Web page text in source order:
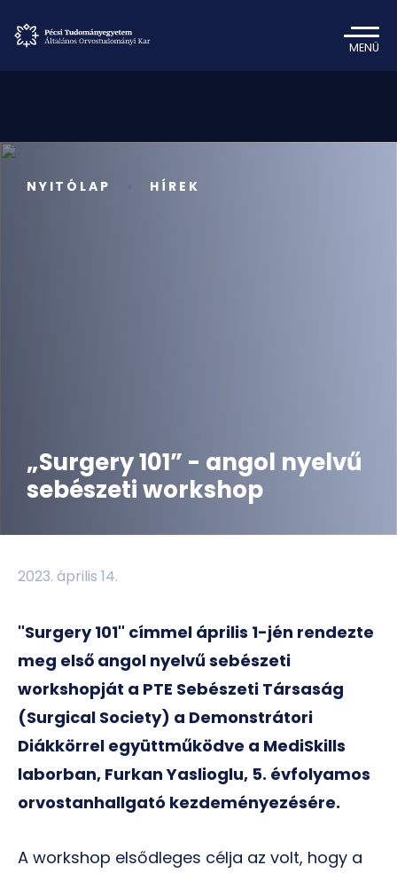
MENÜ
NYITÓLAP HÍREK
„Surgery 101” - angol nyelvű
sebészeti workshop
2023. április 14.
"Surgery 101" címmel április 1-jén rendezte
meg első angol nyelvű sebészeti
workshopját a PTE Sebészeti Társaság
(Surgical Society) a Demonstrátori
Diákkörrel együttműködve a MediSkills
laborban, Furkan Yaslioglu, 5. évfolyamos
orvostanhallgató kezdeményezésére.
A workshop elsődleges célja az volt, hogy a